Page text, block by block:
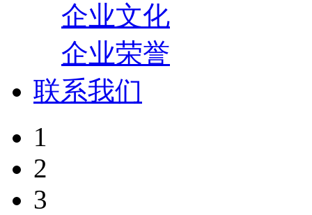
企业文化
企业荣誉
联系我们
1
2
3